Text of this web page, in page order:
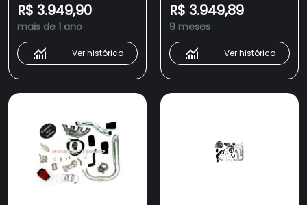
Zr4249
R$ 3.949,90
mais de 1 ano
Ver histórico
Turbina ZR3635
R$ 3.949,89
9 meses
Ver histórico